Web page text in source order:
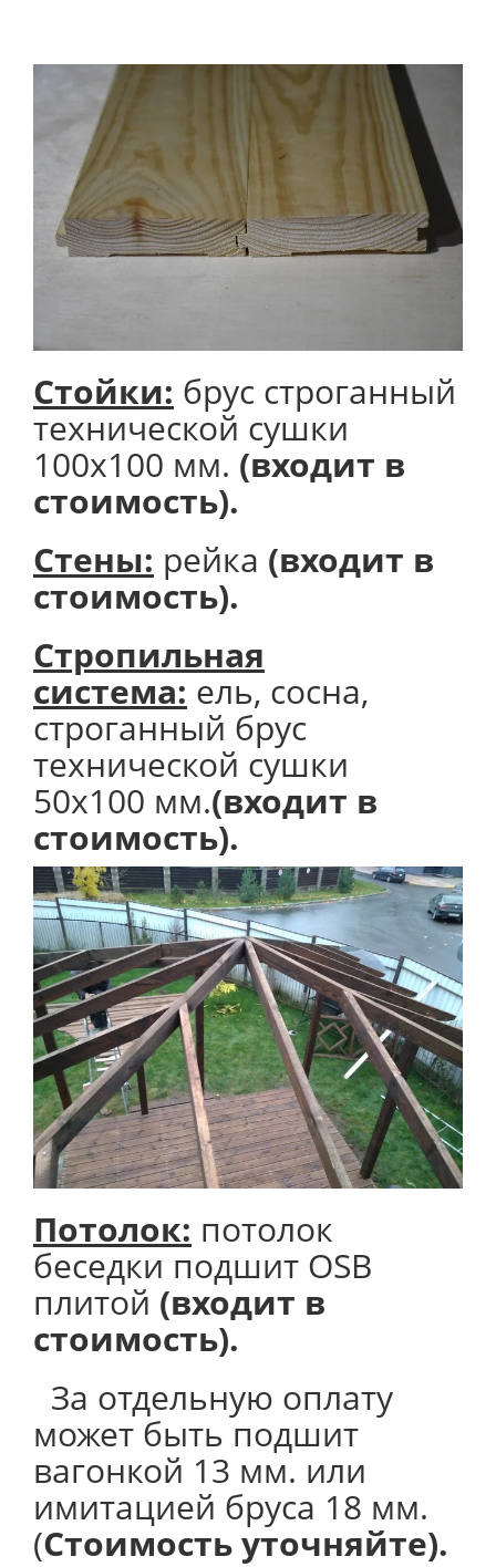
Стойки: брус строганный
технической сушки
100х100 мм. (входит в
стоимость).
Стены: рейка (входит в
стоимость).
Стропильная
система: ель, сосна,
строганный брус
технической сушки
50х100 мм.(входит в
стоимость).
Потолок: потолок
беседки подшит OSB
плитой (входит в
стоимость).
За отдельную оплату
может быть подшит
вагонкой 13 мм. или
имитацией бруса 18 мм.
(Стоимость уточняйте).